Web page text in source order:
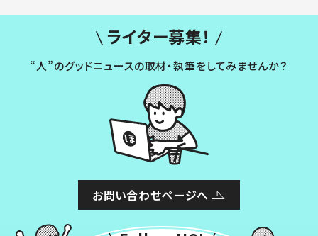
ライター募集！
“人”のグッドニュースの取材・執筆をしてみませんか？
お問い合わせページへ